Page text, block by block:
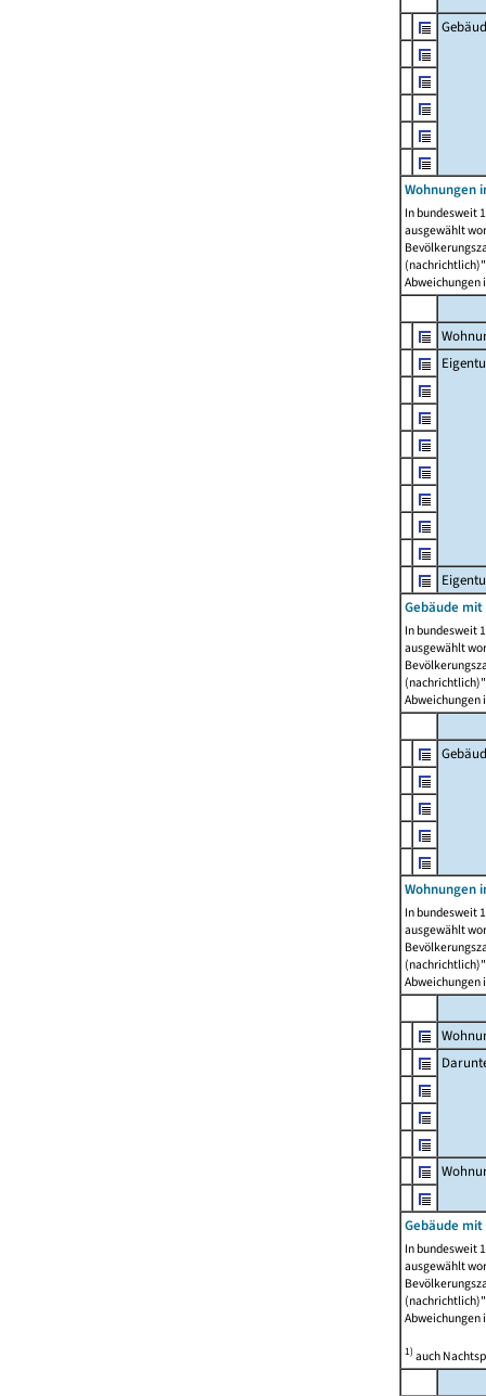
Wohnungen
In bundesweit
ausgewählt
Abweichungen
Gebäude
In bundesweit
ausgewählt
Abweichungen
Wohnungen
In bundesweit
ausgewählt
Abweichungen
Gebäude
In bundesweit
ausgewählt
Abweichungen
1)auch